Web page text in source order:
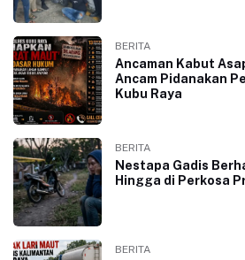
BERITA
Ancaman Kabut
Ancam Pidanakan
Kubu Raya
BERITA
Nestapa Gadis
Hingga di Perkosa
BERITA